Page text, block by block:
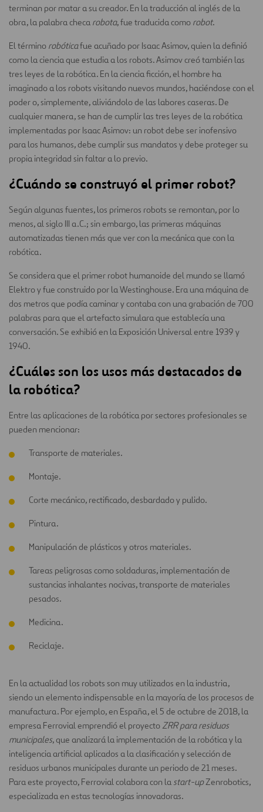
terminan por matar a su creador. En la traducción al inglés de la
obra, la palabra checa robota, fue traducida como robot.
El término robóticafue acuñado por Isaac Asimov, quien la definió
como la ciencia que estudia a los robots. Asimov creó también las
tres leyes de la robótica. En la ciencia ficción, el hombre ha
imaginado a los robots visitando nuevos mundos, haciéndose con el
poder o, simplemente, aliviándolo de las labores caseras. De
cualquier manera, se han de cumplir las tres leyes de la robótica
implementadas por Isaac Asimov: un robot debe ser inofensivo
para los humanos, debe cumplir sus mandatos y debe proteger su
propia integridad sin faltar a lo previo.
¿Cuándo se construyó el primer robot?
Según algunas fuentes, los primeros robots se remontan, por lo
menos, al siglo III a.C.; sin embargo, las primeras máquinas
automatizadas tienen más que ver con la mecánica que con la
robótica.
Se considera que el primer robot humanoide del mundo se llamó
Elektro y fue construido por la Westinghouse. Era una máquina de
dos metros que podía caminar y contaba con una grabación de 700
palabras para que el artefacto simulara que establecía una
conversación. Se exhibió en la Exposición Universal entre 1939 y
1940.
¿Cuáles son los usos más destacados de
la robótica?
Entre las aplicaciones de la robótica por sectores profesionales se
pueden mencionar:
Transporte de materiales.
Montaje.
Corte mecánico, rectificado, desbardado y pulido.
Pintura.
Manipulación de plásticos y otros materiales.
Tareas peligrosas como soldaduras, implementación de
sustancias inhalantes nocivas, transporte de materiales
pesados.
Medicina.
Reciclaje.
En la actualidad los robots son muy utilizados en la industria,
siendo un elemento indispensable en la mayoría de los procesos de
manufactura. Por ejemplo, en España, el 5 de octubre de 2018, la
empresa Ferrovial emprendió el proyectoZRR para residuos
municipales, que analizará la implementación de la robótica y la
inteligencia artificial aplicados a la clasificación y selección de
residuos urbanos municipales durante un periodo de 21 meses.
Para este proyecto, Ferrovial colabora con la start-upZenrobotics,
especializada en estas tecnologías innovadoras.